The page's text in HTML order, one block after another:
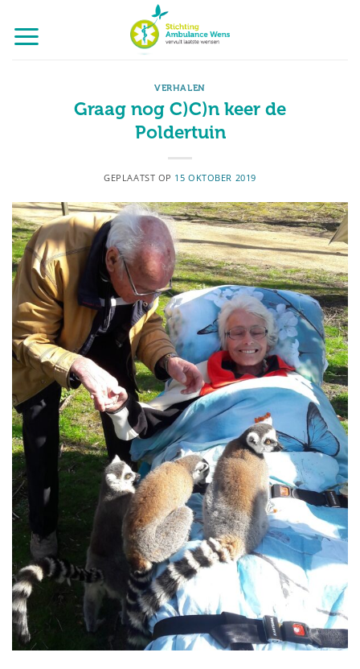
naar
inhoud
VERHALEN
Graag nog C)C)n keer de
Poldertuin
GEPLAATST OP 15 OKTOBER 2019